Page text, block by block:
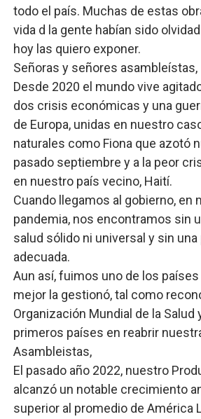
todo el país. Muchas de estas
vida d la gente habían sido
hoy las quiero exponer.
Señoras y señores asambleístas,
Desde 2020 el mundo vive
dos crisis económicas y una
de Europa, unidas en nuestro
naturales como Fiona que azotó
pasado septiembre y a la peor
en nuestro país vecino, Haití.
Cuando llegamos al gobierno, en
pandemia, nos encontramos sin
salud sólido ni universal y sin
adecuada.
Aun así, fuimos uno de los
mejor la gestionó, tal como
Organización Mundial de la Salud
primeros países en reabrir
Asambleistas,
El pasado año 2022, nuestro
alcanzó un notable crecimiento
superior al promedio de América